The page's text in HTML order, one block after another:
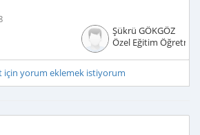
Şükrü GÖKGÖZ
Özel Eğitim
için yorum eklemek istiyorum